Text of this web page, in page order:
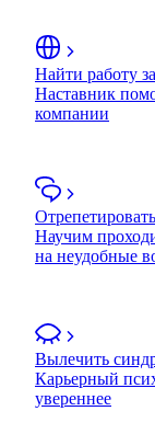
Найти работу
Наставник
компании
Научим
на неудобные
Вылечить
Карьерный
увереннее